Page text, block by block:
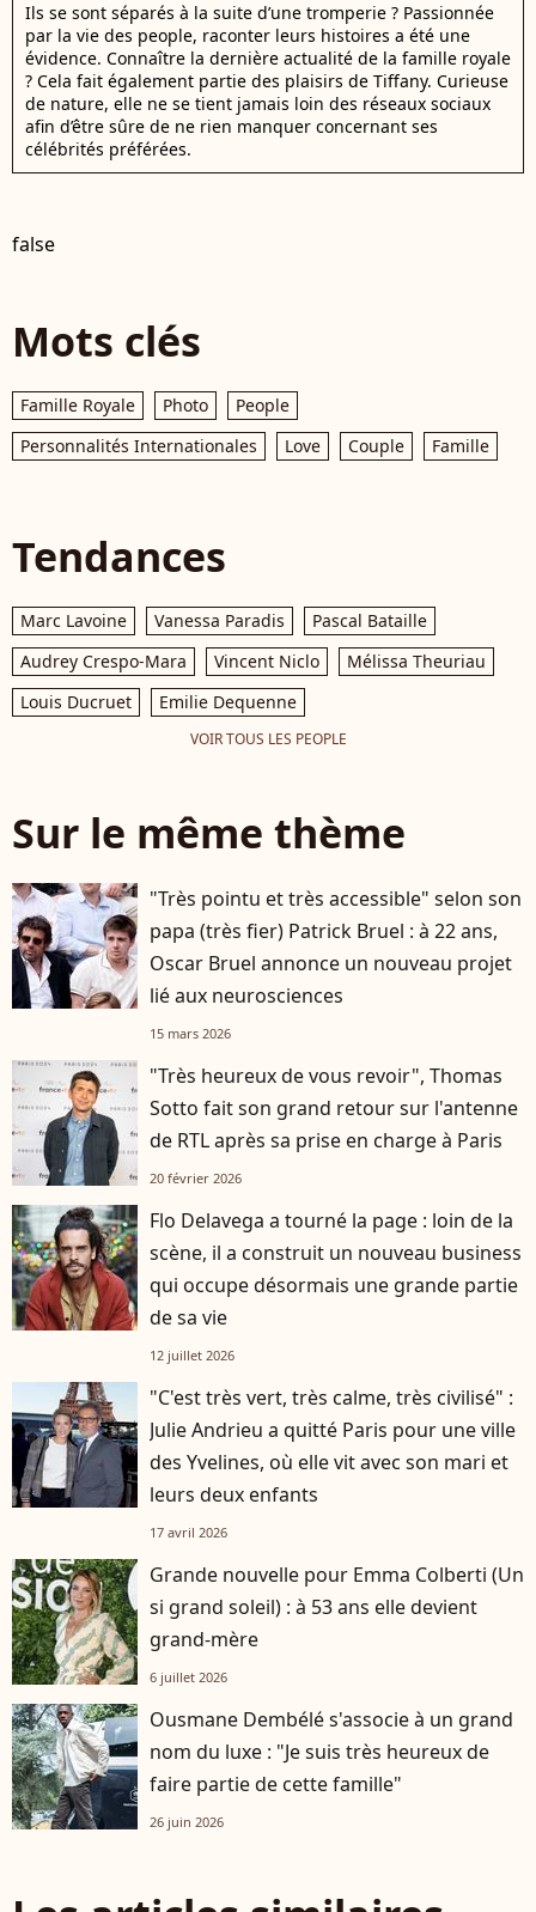
Ils se sont séparés à la suite d’une tromperie ? Passionnée
par la vie des people, raconter leurs histoires a été une
évidence. Connaître la dernière actualité de la famille royale
? Cela fait également partie des plaisirs de Tiffany. Curieuse
de nature, elle ne se tient jamais loin des réseaux sociaux
afin d’être sûre de ne rien manquer concernant ses
célébrités préférées.
false
Mots clés
Famille Royale Photo
People
Personnalités Internationales
Love Couple Famille
Tendances
Marc Lavoine Vanessa Paradis
Pascal Bataille
Audrey Crespo-Mara
Vincent Niclo
Mélissa Theuriau
Louis Ducruet
Emilie Dequenne
VOIR TOUS LES PEOPLE
Sur le même thème
"Très pointu et très accessible" selon son
papa (très fier) Patrick Bruel : à 22 ans,
Oscar Bruel annonce un nouveau projet
lié aux neurosciences
15 mars 2026
"Très heureux de vous revoir", Thomas
Sotto fait son grand retour sur l'antenne
de RTL après sa prise en charge à Paris
20 février 2026
Flo Delavega a tourné la page : loin de la
scène, il a construit un nouveau business
qui occupe désormais une grande partie
de sa vie
12 juillet 2026
"C'est très vert, très calme, très civilisé" :
Julie Andrieu a quitté Paris pour une ville
des Yvelines, où elle vit avec son mari et
leurs deux enfants
17 avril 2026
Grande nouvelle pour Emma Colberti (Un
si grand soleil) : à 53 ans elle devient
grand-mère
6 juillet 2026
Ousmane Dembélé s'associe à un grand
nom du luxe : "Je suis très heureux de
faire partie de cette famille"
26 juin 2026